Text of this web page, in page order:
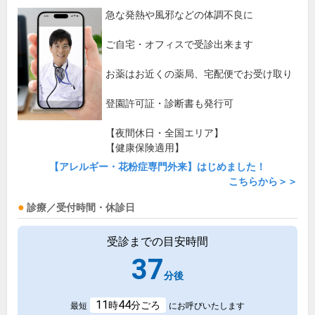
急な発熱や風邪などの体調不良に
ご自宅・オフィスで受診出来ます
お薬はお近くの薬局、宅配便でお受け取り
登園許可証・診断書も発行可
【夜間休日・全国エリア】
【健康保険適用】
【アレルギー・花粉症専門外来】はじめました！
こちらから＞＞
診療／受付時間・休診日
受診までの目安時間
37分後
最短 11時44分ごろ にお呼びいたします